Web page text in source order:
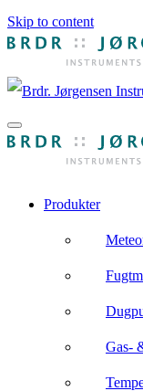
Skip to content
Produkter
Gas-